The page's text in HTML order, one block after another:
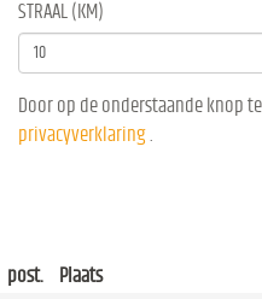
STRAAL (KM)
Door op de onderstaande knop
privacyverklaring
post. Plaats